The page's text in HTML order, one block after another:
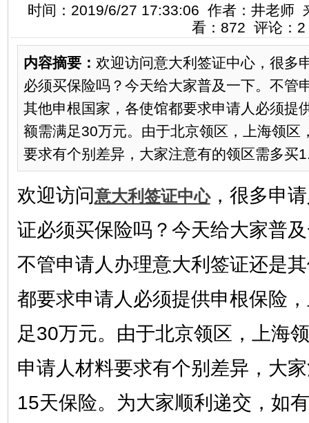
时间：2019/6/27 17:33:06 作者：井老师
看：872 评论：2
内容摘要： 欢迎访问意大利签证中心，很多
必须买保险吗？今天给大家普及一下。不管
其他申根国家，各使馆都要求申请人必须提
额需满足30万元。由于北京领区，上海领区
要求有个别差异，大家注意有的领区需多买
欢迎访问意大利签证中心，很多申
证必须买保险吗？今天给大家普
不管申请人办理意大利签证还是
都要求申请人必须提供申根保险
足30万元。由于北京领区，上海
申请人材料要求有个别差异，大
15天保险。为大家顺利递交，如